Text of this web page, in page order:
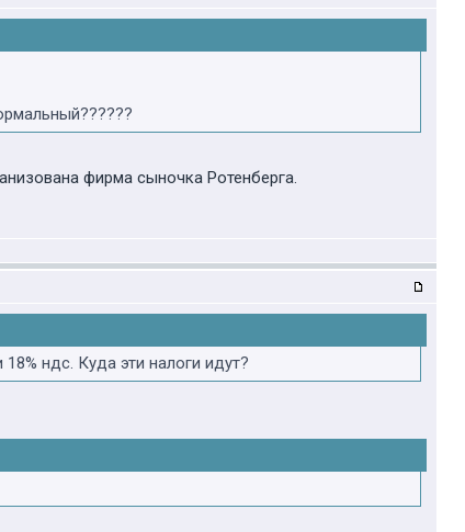
фирма сыночка Ротенберга.
ндс. Куда эти налоги идут?